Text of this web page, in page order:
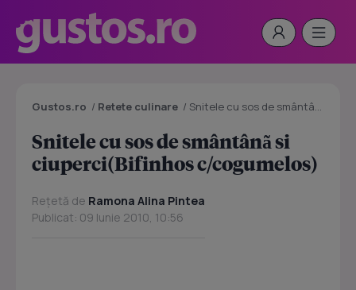
Gustos.ro / Retete culinare / Snitele cu sos de smântânã si ciuperci(Bifinhos c/cogumelos)
Snitele cu sos de smântânã si
ciuperci(Bifinhos c/cogumelos)
Rețetă de Ramona Alina Pintea
Publicat: 09 Iunie 2010, 10:56